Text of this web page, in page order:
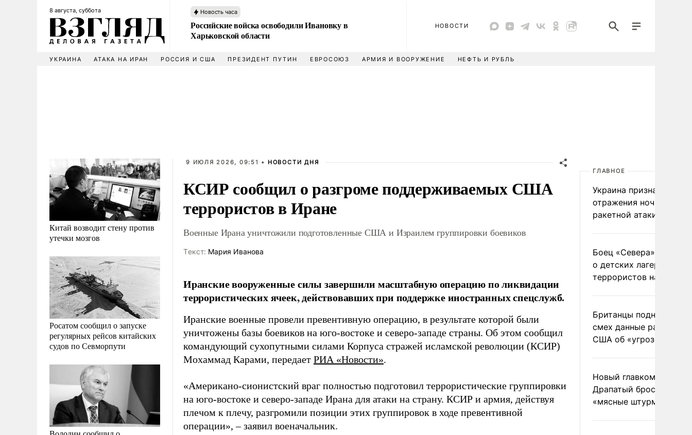
8 августа, суббота Новость часа
Российские войска освободили Ивановку в
Харьковской области
НОВОСТИ
УКРАИНА АТАКА НА ИРАН РОССИЯ И США ПРЕЗИДЕНТ ПУТИН ЕВРОСОЮЗ АРМИЯ И ВООРУЖЕНИЕ НЕФТЬ И РУБЛЬ
Китай возводит стену против
утечки мозгов
Росатом сообщил о запуске
регулярных рейсов китайских
судов по Севморпути
9 ИЮЛЯ 2026, 09:51 • НОВОСТИ ДНЯ
КСИР сообщил о разгроме поддерживаемых США
террористов в Иране
Военные Ирана уничтожили подготовленные США и Израилем группировки боевиков
Tекст: Мария Иванова
Иранские вооруженные силы завершили масштабную операцию по ликвидации
террористических ячеек, действовавших при поддержке иностранных спецслужб.
Иранские военные провели превентивную операцию, в результате которой были
уничтожены базы боевиков на юго-востоке и северо-западе страны. Об этом сообщил
командующий сухопутными силами Корпуса стражей исламской революции (КСИР)
Мохаммад Карами, передает РИА «Новости».
«Американо-сионистский враг полностью подготовил террористические группировки
на юго-востоке и северо-западе Ирана для атаки на страну. КСИР и армия, действуя
плечом к плечу, разгромили позиции этих группировок в ходе превентивной
операции», – заявил военачальник.
ГЛАВНОЕ
Украина признала
отражения ночной
ракетной атаки
Боец «Севера»
о детских лагерях
террористов на
Британцы подняли на
смех данные разведки
США об «угрозе
Новый главком ВСУ
Драпатый бросил
«мясные штурмы»